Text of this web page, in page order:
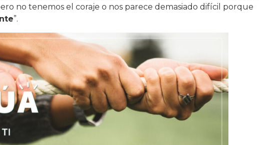
no tenemos el coraje o nos parece demasiado difícil porque
”.